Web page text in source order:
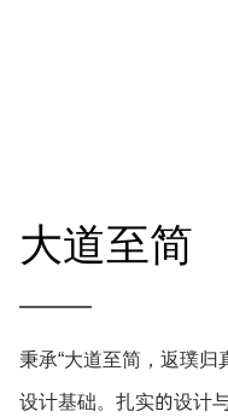
大道至简
秉承“大道至简，返璞
设计基础。扎实的设计